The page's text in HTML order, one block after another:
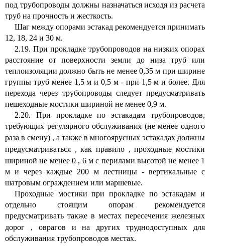
под трубопроводы должны назначаться исходя из расчета
труб на прочность и жесткость.
Шаг между опорами эстакад рекомендуется принимать
12, 18, 24 и 30 м.
2.19. При прокладке трубопроводов на низких опорах
расстояние от поверхности земли до низа труб или
теплоизоляции должно быть не менее 0,35 м при ширине
группы труб менее 1,5 м и 0,5 м - при 1,5 м и более. Для
перехода через трубопроводы следует предусматривать
пешеходные мостики шириной не менее 0,9 м.
2.20. При прокладке по эстакадам трубопроводов,
требующих регулярного обслуживания (не менее одного
раза в смену) , а также в многоярусных эстакадах должны
предусматриваться , как правило , проходные мостики
шириной не менее 0 , 6 м с перилами высотой не менее 1
м и через каждые 200 м лестницы - вертикальные с
шатровым ограждением или маршевые.
Проходные мостики при прокладке по эстакадам и
отдельно стоящим опорам рекомендуется
предусматривать также в местах пересечения железных
дорог
,
оврагов и на других труднодоступных для
обслуживания трубопроводов местах.